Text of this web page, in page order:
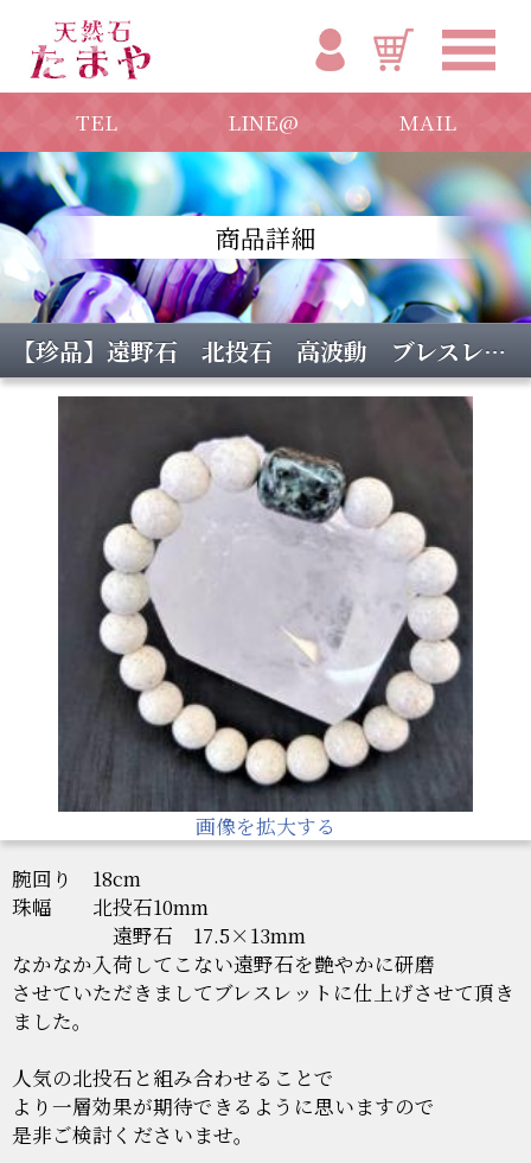
TEL LINE@ MAIL
商品詳細
【珍品】遠野石 北投石 高波動 ブレスレット 10mm ラジウム 健康系
画像を拡大する
腕回り 18cm
珠幅 北投石10mm
遠野石 17.5×13mm
なかなか入荷してこない遠野石を艶やかに研磨
させていただきましてブレスレットに仕上げさせて頂き
ました。
人気の北投石と組み合わせることで
より一層効果が期待できるように思いますので
是非ご検討くださいませ。